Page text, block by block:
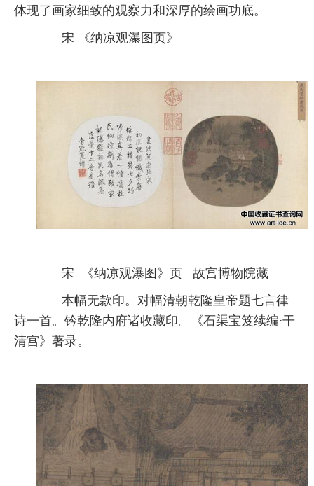
体现了画家细致的观察力和深厚的绘画功底。
宋 《纳凉观瀑图页》
宋 《纳凉观瀑图》页 故宫博物院藏
本幅无款印。对幅清朝乾隆皇帝题七言律
诗一首。钤乾隆内府诸收藏印。《石渠宝笈续编·干
清宫》著录。